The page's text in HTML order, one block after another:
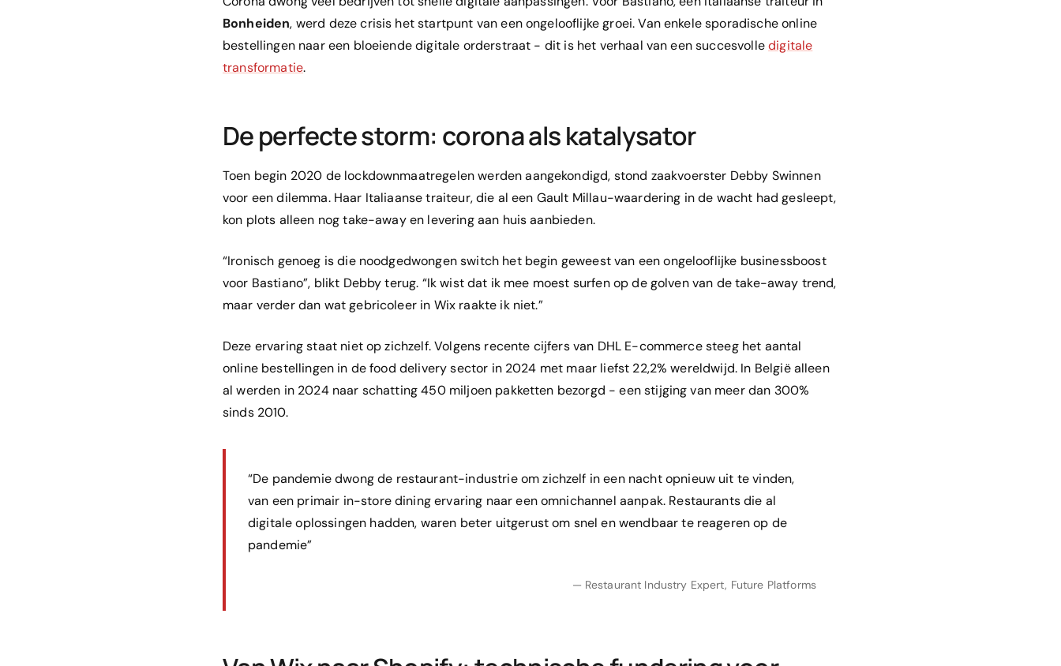
Bonheiden, werd deze crisis het startpunt van een ongelooflijke groei. Van enkele sporadische online
bestellingen naar een bloeiende digitale orderstraat - dit is het verhaal van een succesvolledigitale
transformatie.
De perfecte storm: corona als katalysator
Toen begin 2020 de lockdownmaatregelen werden aangekondigd, stond zaakvoerster Debby Swinnen
voor een dilemma. Haar Italiaanse traiteur, die al een Gault Millau-waardering in de wacht had gesleept,
kon plots alleen nog take-away en levering aan huis aanbieden.
“Ironisch genoeg is die noodgedwongen switch het begin geweest van een ongelooflijke businessboost
voor Bastiano”, blikt Debby terug. “Ik wist dat ik mee moest surfen op de golven van de take-away trend,
maar verder dan wat gebricoleer in Wix raakte ik niet.”
Deze ervaring staat niet op zichzelf. Volgens recente cijfers van DHL E-commerce steeg het aantal
online bestellingen in de food delivery sector in 2024 met maar liefst 22,2% wereldwijd. In België alleen
al werden in 2024 naar schatting 450 miljoen pakketten bezorgd - een stijging van meer dan 300%
sinds 2010.
“De pandemie dwong de restaurant-industrie om zichzelf in een nacht opnieuw uit te vinden,
van een primair in-store dining ervaring naar een omnichannel aanpak. Restaurants die al
digitale oplossingen hadden, waren beter uitgerust om snel en wendbaar te reageren op de
pandemie”
— Restaurant Industry Expert, Future Platforms